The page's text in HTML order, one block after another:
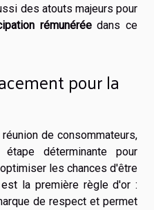
des atouts majeurs pour
rémunéréedans ce
pour la
de consommateurs,
déterminante pour
les chances d'être
la première règle d'or :
de respect et permet